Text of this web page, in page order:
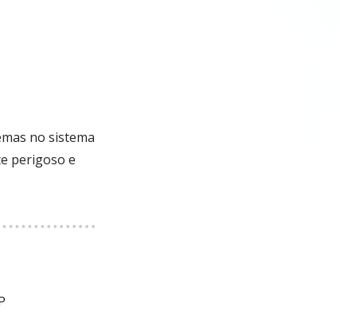
no sistema
perigoso e